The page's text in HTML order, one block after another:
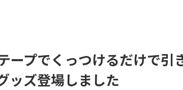
ープでくっつけるだけで引
ッズ登場しました